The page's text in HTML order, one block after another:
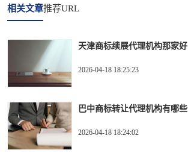
相关文章推荐URL
天津商标续展代理机构那家好
2026-04-18 18:25:23
巴中商标转让代理机构有哪些
2026-04-18 18:24:02